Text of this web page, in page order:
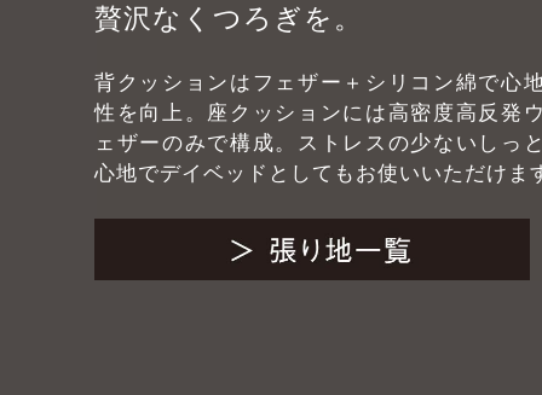
贅沢なくつろぎを。
背クッションはフェザー＋シリコン綿で心
性を向上。座クッションには高密度高反発
ェザーのみで構成。ストレスの少ないしっ
心地でデイベッドとしてもお使いいただけま